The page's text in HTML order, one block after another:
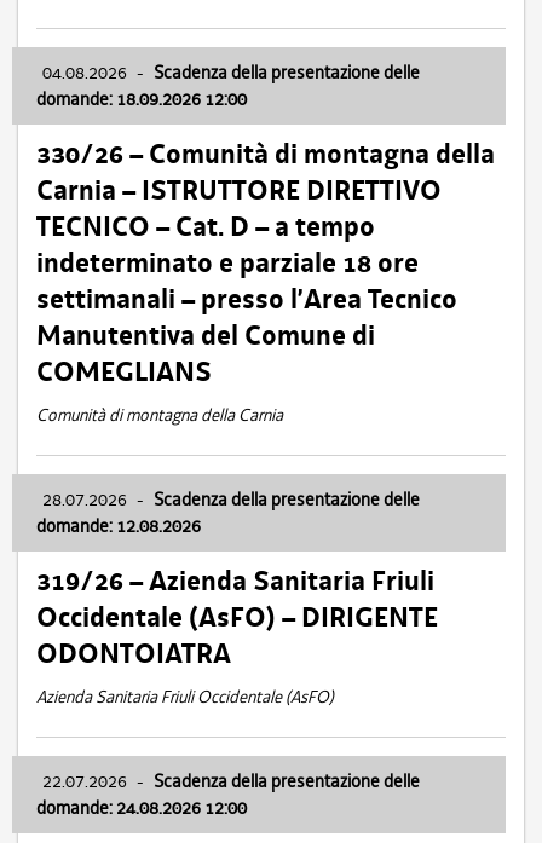
04.08.2026 - Scadenza della presentazione delle
domande: 18.09.2026 12:00
330/26 – Comunità di montagna della
Carnia – ISTRUTTORE DIRETTIVO
TECNICO – Cat. D – a tempo
indeterminato e parziale 18 ore
settimanali – presso l’Area Tecnico
Manutentiva del Comune di
COMEGLIANS
Comunità di montagna della Carnia
28.07.2026 - Scadenza della presentazione delle
domande: 12.08.2026
319/26 – Azienda Sanitaria Friuli
Occidentale (AsFO) – DIRIGENTE
ODONTOIATRA
Azienda Sanitaria Friuli Occidentale (AsFO)
22.07.2026 - Scadenza della presentazione delle
domande: 24.08.2026 12:00